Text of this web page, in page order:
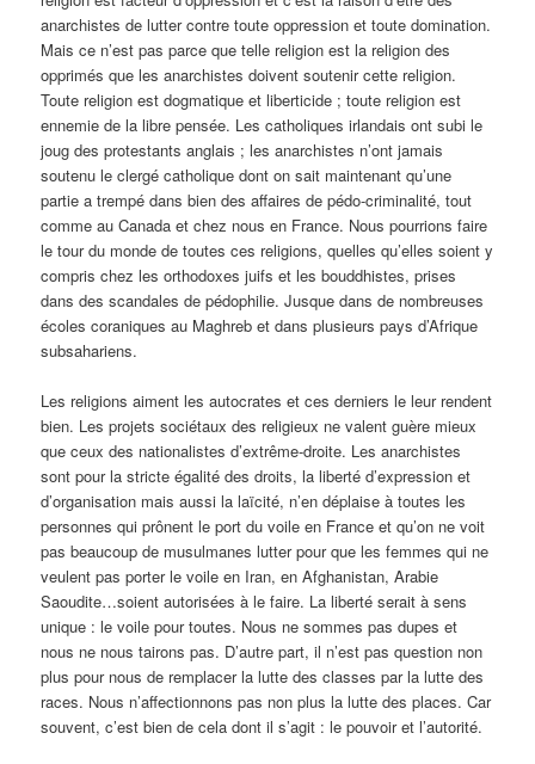
anarchistes de lutter contre toute oppression et toute domination.
Mais ce n’est pas parce que telle religion est la religion des
opprimés que les anarchistes doivent soutenir cette religion.
Toute religion est dogmatique et liberticide ; toute religion est
ennemie de la libre pensée. Les catholiques irlandais ont subi le
joug des protestants anglais ; les anarchistes n’ont jamais
soutenu le clergé catholique dont on sait maintenant qu’une
partie a trempé dans bien des affaires de pédo-criminalité, tout
comme au Canada et chez nous en France. Nous pourrions faire
le tour du monde de toutes ces religions, quelles qu’elles soient y
compris chez les orthodoxes juifs et les bouddhistes, prises
dans des scandales de pédophilie. Jusque dans de nombreuses
écoles coraniques au Maghreb et dans plusieurs pays d’Afrique
subsahariens.
Les religions aiment les autocrates et ces derniers le leur rendent
bien. Les projets sociétaux des religieux ne valent guère mieux
que ceux des nationalistes d’extrême-droite. Les anarchistes
sont pour la stricte égalité des droits, la liberté d’expression et
d’organisation mais aussi la laïcité, n’en déplaise à toutes les
personnes qui prônent le port du voile en France et qu’on ne voit
pas beaucoup de musulmanes lutter pour que les femmes qui ne
veulent pas porter le voile en Iran, en Afghanistan, Arabie
Saoudite…soient autorisées à le faire. La liberté serait à sens
unique : le voile pour toutes. Nous ne sommes pas dupes et
nous ne nous tairons pas. D’autre part, il n’est pas question non
plus pour nous de remplacer la lutte des classes par la lutte des
races. Nous n’affectionnons pas non plus la lutte des places. Car
souvent, c’est bien de cela dont il s’agit : le pouvoir et l’autorité.